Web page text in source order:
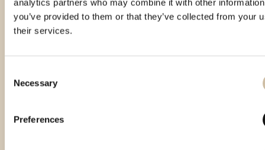
analytics partners who may combine it with other
you’ve provided to them or that they’ve collected from your
their services.
Selection
Necessary
Preferences